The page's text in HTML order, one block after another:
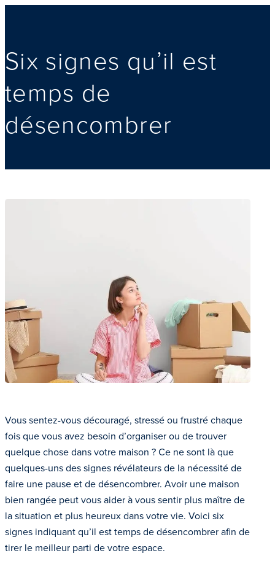
Six signes qu’il est
temps de
désencombrer
Vous sentez-vous découragé, stressé ou frustré chaque
fois que vous avez besoin d’organiser ou de trouver
quelque chose dans votre maison ? Ce ne sont là que
quelques-uns des signes révélateurs de la nécessité de
faire une pause et de désencombrer. Avoir une maison
bien rangée peut vous aider à vous sentir plus maître de
la situation et plus heureux dans votre vie. Voici six
signes indiquant qu’il est temps de désencombrer afin de
tirer le meilleur parti de votre espace.